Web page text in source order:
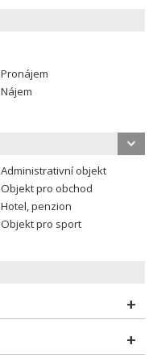
Pronájem
Nájem
Administrativní objekt
Objekt pro obchod
Hotel, penzion
Objekt pro sport